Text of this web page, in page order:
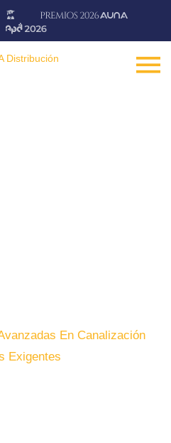
En Canalización
Exigentes